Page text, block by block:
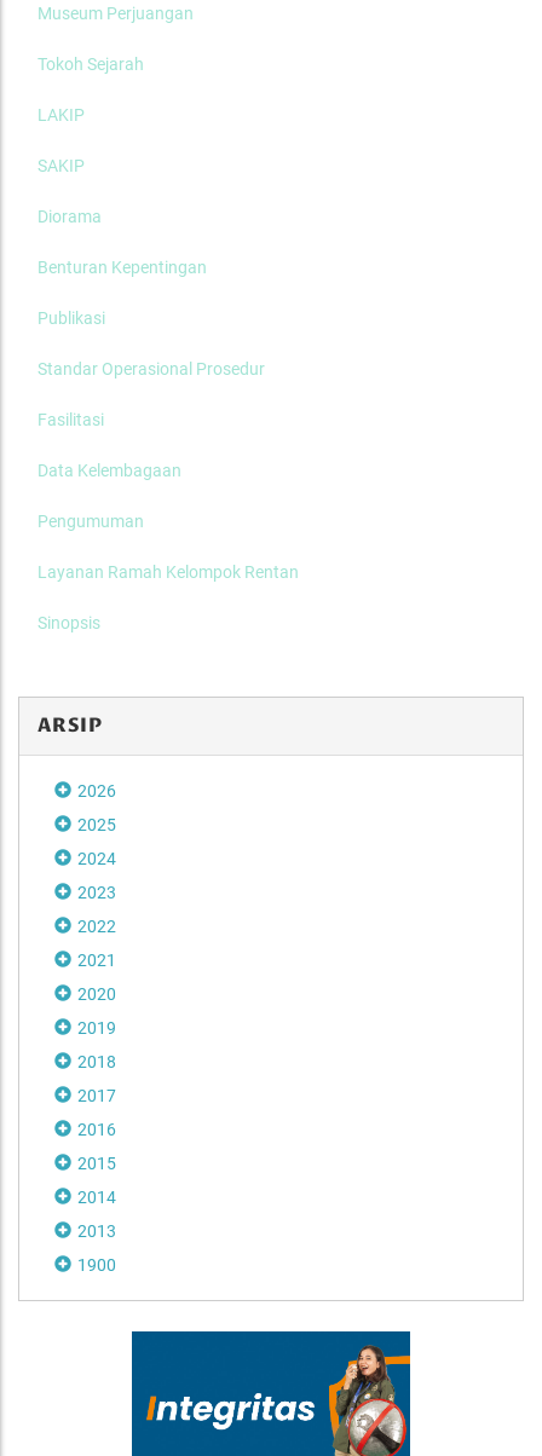
Museum Perjuangan
Tokoh Sejarah
LAKIP
SAKIP
Diorama
Benturan Kepentingan
Publikasi
Standar Operasional Prosedur
Fasilitasi
Data Kelembagaan
Pengumuman
Layanan Ramah Kelompok Rentan
Sinopsis
ARSIP
2026
2025
2024
2023
2022
2021
2020
2019
2018
2017
2016
2015
2014
2013
1900